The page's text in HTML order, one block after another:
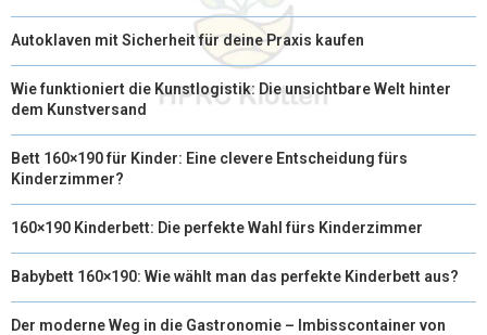
Autoklaven mit Sicherheit für deine Praxis kaufen
Wie funktioniert die Kunstlogistik: Die unsichtbare Welt hinter
dem Kunstversand
Bett 160×190 für Kinder: Eine clevere Entscheidung fürs
Kinderzimmer?
160×190 Kinderbett: Die perfekte Wahl fürs Kinderzimmer
Babybett 160×190: Wie wählt man das perfekte Kinderbett aus?
Der moderne Weg in die Gastronomie – Imbisscontainer von